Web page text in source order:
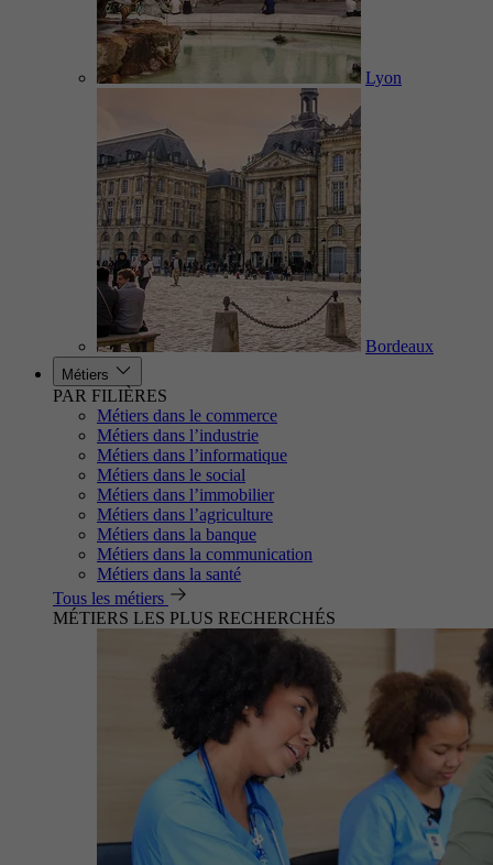
Lyon
Bordeaux
Métiers
PAR FILIÈRES
Métiers dans le commerce
Métiers dans l’industrie
Métiers dans l’informatique
Métiers dans le social
Métiers dans l’immobilier
Métiers dans l’agriculture
Métiers dans la banque
Métiers dans la communication
Métiers dans la santé
Tous les métiers
MÉTIERS LES PLUS RECHERCHÉS